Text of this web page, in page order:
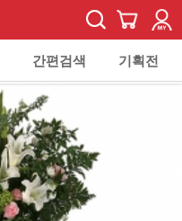
간편검색 기획전